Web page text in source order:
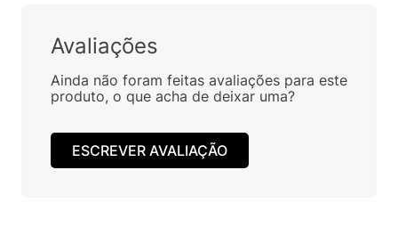
Avaliações
Ainda não foram feitas avaliações para este
produto, o que acha de deixar uma?
ESCREVER AVALIAÇÃO